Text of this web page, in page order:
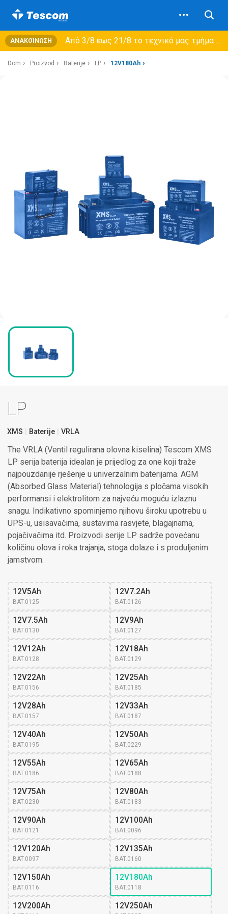
ΑΝΑΚΟΊΝΩΣΗ Από 3/8 έως 21/8 τo τεχνικό μας τμήμα θα εξυπηρετεί μόνο συμβόλαια συντήρησης και όχι νέες παραλαβές →
Dom Proizvod Baterije LP 12V180Ah
LP
XMS Baterije VRLA
The VRLA (Ventil regulirana olovna kiselina) Tescom XMS
LP serija baterija idealan je prijedlog za one koji traže
najpouzdanije rješenje u univerzalnim baterijama. AGM
(Absorbed Glass Material) tehnologija s pločama visokih
performansi i elektrolitom za najveću moguću izlaznu
snagu. Indikativno spominjemo njihovu široku upotrebu u
UPS-u, usisavačima, sustavima rasvjete, blagajnama,
pojačivačima itd. Proizvodi serije LP sadrže povećanu
količinu olova i roka trajanja, stoga dolaze i s produljenim
jamstvom.
12V5Ah
BAT.0125
12V7.2Ah
BAT.0126
12V7.5Ah
BAT.0130
12V9Ah
BAT.0127
12V12Ah
BAT.0128
12V18Ah
BAT.0129
12V22Ah
BAT.0156
12V25Ah
BAT.0185
12V28Ah
BAT.0157
12V33Ah
BAT.0187
12V40Ah
BAT.0195
12V50Ah
BAT.0229
12V55Ah
BAT.0186
12V65Ah
BAT.0188
12V75Ah
BAT.0230
12V80Ah
BAT.0183
12V90Ah
BAT.0121
12V100Ah
BAT.0096
12V120Ah
BAT.0097
12V135Ah
BAT.0160
12V150Ah
BAT.0116
12V180Ah
BAT.0118
12V200Ah 12V250Ah